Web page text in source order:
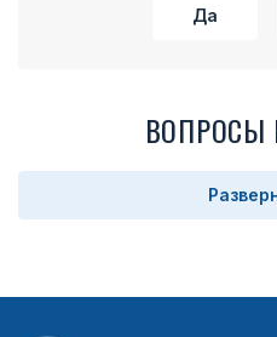
Да
ВОПРОСЫ